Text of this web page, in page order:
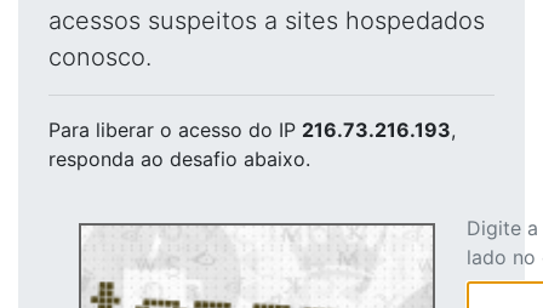
acessos suspeitos a sites hospedados
conosco.
Para liberar o acesso do IP 216.73.216.193,
responda ao desafio abaixo.
Digite
lado no